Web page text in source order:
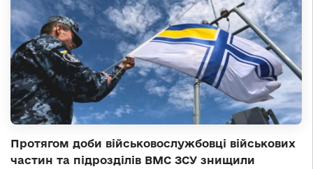
Протягом доби військовослужбовці військових
частин та підрозділів ВМС ЗСУ знищили